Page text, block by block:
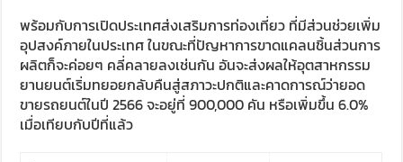
พร้อมกับการเปิดประเทศส่งเสริมการท่องเที่ยว ที่มีส่วนช่วยเพิ่ม
อุปสงค์ภายในประเทศ ในขณะที่ปัญหาการขาดแคลนชิ้นส่วนการ
ผลิตก็จะค่อยๆ คลี่คลายลงเช่นกัน อันจะส่งผลให้อุตสาหกรรม
ยานยนต์เริ่มทยอยกลับคืนสู่สภาวะปกติและคาดการณ์ว่ายอด
ขายรถยนต์ในปี 2566 จะอยู่ที่ 900,000 คัน หรือเพิ่มขึ้น 6.0%
เมื่อเทียบกับปีที่แล้ว